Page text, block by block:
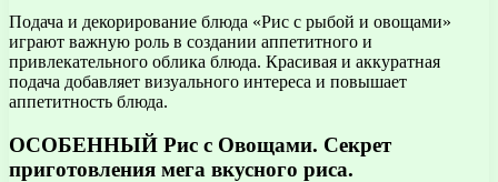
Подача и декорирование блюда «Рис с рыбой и овощами»
играют важную роль в создании аппетитного и
привлекательного облика блюда. Красивая и аккуратная
подача добавляет визуального интереса и повышает
аппетитность блюда.
ОСОБЕННЫЙ Рис с Овощами. Секрет
приготовления мега вкусного риса.